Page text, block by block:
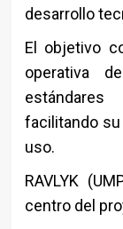
desarrollo
El objetivo
operativa
facilitando
uso.
RAVLYK
centro del